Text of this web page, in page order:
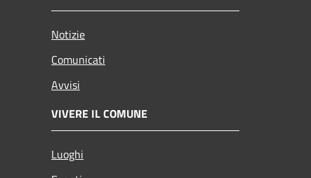
Notizie
Comunicati
Avvisi
VIVERE IL COMUNE
Luoghi